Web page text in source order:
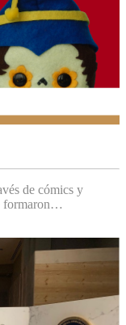
de cómics y
formaron…